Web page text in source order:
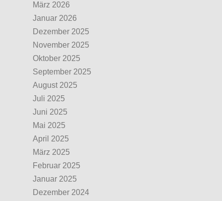
März 2026
Januar 2026
Dezember 2025
November 2025
Oktober 2025
September 2025
August 2025
Juli 2025
Juni 2025
Mai 2025
April 2025
März 2025
Februar 2025
Januar 2025
Dezember 2024